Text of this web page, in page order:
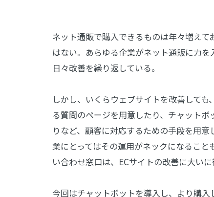
ネット通販で購入できるものは年々増え
はない。あらゆる企業がネット通販に力
日々改善を繰り返している。
しかし、いくらウェブサイトを改善して
る質問のページを用意したり、チャット
りなど、顧客に対応するための手段を用
業にとってはその運用がネックになるこ
い合わせ窓口は、ECサイトの改善に大いに
今回はチャットボットを導入し、より購